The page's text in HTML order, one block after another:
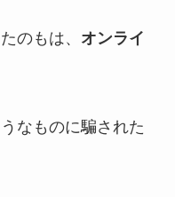
のもは、 オンライ
なものに騙された